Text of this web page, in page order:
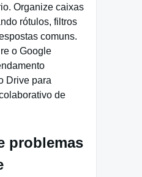
Organize caixas
rótulos, filtros
comuns.
o Google
Drive para
de
problemas